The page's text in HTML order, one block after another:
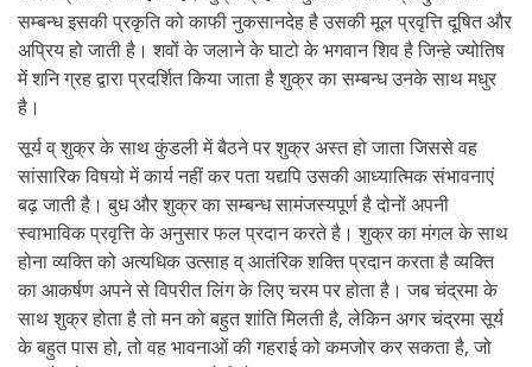
सम्बन्ध इसकी प्रकृति को काफी नुकसानदेह है उसकी मूल प्रवृत्ति दूषित और
अप्रिय हो जाती है। शवों के जलाने के घाटो के भगवान शिव है जिन्हे ज्योतिष
में शनि ग्रह द्वारा प्रदर्शित किया जाता है शुक्र का सम्बन्ध उनके साथ मधुर
है।
सूर्य व् शुक्र के साथ कुंडली में बैठने पर शुक्र अस्त हो जाता जिससे वह
सांसारिक विषयो में कार्य नहीं कर पता यद्यपि उसकी आध्यात्मिक संभावनाएं
बढ़ जाती है। बुध और शुक्र का सम्बन्ध सामंजस्यपूर्ण है दोनों अपनी
स्वाभाविक प्रवृत्ति के अनुसार फल प्रदान करते है। शुक्र का मंगल के साथ
होना व्यक्ति को अत्यधिक उत्साह व् आतंरिक शक्ति प्रदान करता है व्यक्ति
का आकर्षण अपने से विपरीत लिंग के लिए चरम पर होता है। जब चंद्रमा के
साथ शुक्र होता है तो मन को बहुत शांति मिलती है, लेकिन अगर चंद्रमा सूर्य
के बहुत पास हो, तो वह भावनाओं की गहराई को कमजोर कर सकता है, जो